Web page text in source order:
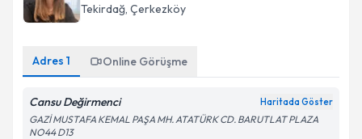
Tekirdağ, Çerkezköy
Adres 1 Online Görüşme
Cansu Değirmenci Haritada Göster
GAZİ MUSTAFA KEMAL PAŞA MH. ATATÜRK CD. BARUTLAT PLAZA
NO44 D13